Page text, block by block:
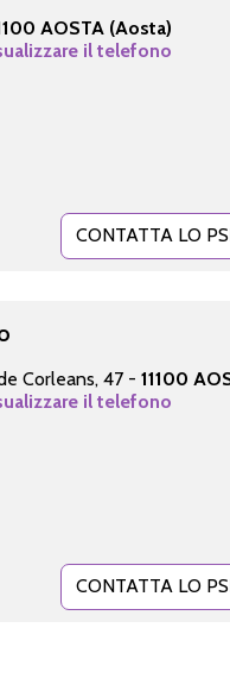
AOSTA (Aosta)
il telefono
CONTATTA LO
Corleans, 47 -11100
il telefono
CONTATTA LO